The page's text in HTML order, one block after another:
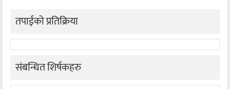
तपाईको प्रतिक्रिया
संबन्धित शिर्षकहरु